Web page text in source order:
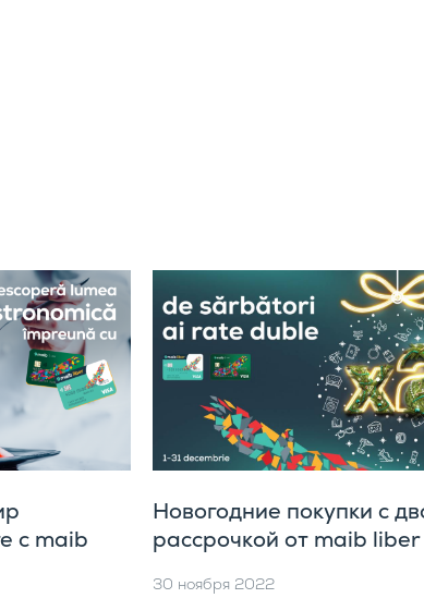
с maib
Новогодние покупки с
рассрочкой от maib liber
30 ноября 2022